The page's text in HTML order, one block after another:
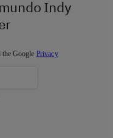
Indy
Google Privacy